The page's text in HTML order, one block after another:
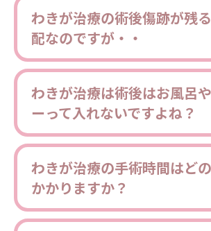
わきが治療の術後傷跡が残
配なのですが・・
わきが治療は術後はお風呂
ーって入れないですよね？
わきが治療の手術時間はど
かかりますか？